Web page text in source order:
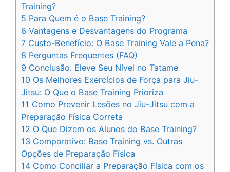
Training?
5 Para Quem é o Base Training?
6 Vantagens e Desvantagens do Programa
7 Custo-Benefício: O Base Training Vale a Pena?
8 Perguntas Frequentes (FAQ)
9 Conclusão: Eleve Seu Nível no Tatame
10 Os Melhores Exercícios de Força para Jiu-
Jitsu: O Que o Base Training Prioriza
11 Como Prevenir Lesões no Jiu-Jitsu com a
Preparação Física Correta
12 O Que Dizem os Alunos do Base Training?
13 Comparativo: Base Training vs. Outras
Opções de Preparação Física
14 Como Conciliar a Preparação Física com os